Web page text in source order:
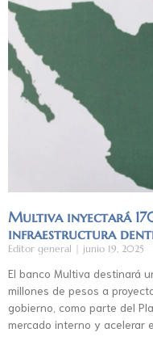
Multiva inyectará
infraestructura
Editor general junio 19, 2025
El banco Multiva destinará
millones de pesos a
gobierno, como parte del
mercado interno y acelerar